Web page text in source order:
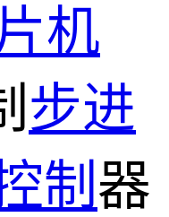
机
步进
制 器